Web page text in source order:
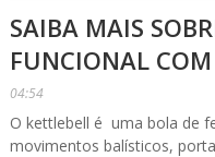
SAIBA MAIS
FUNCIONAL COM
04:54
O kettlebell é uma bola de
movimentos balísticos,